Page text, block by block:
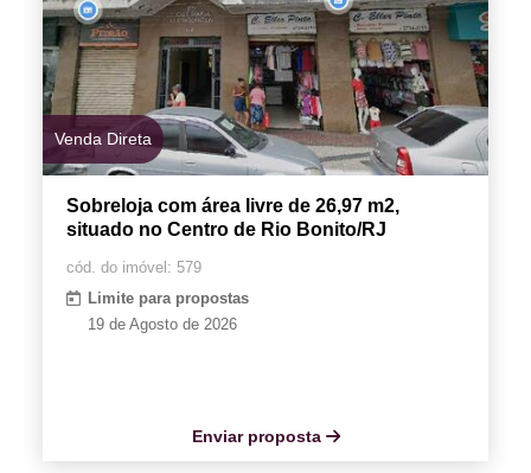
Venda Direta
Sobreloja com área livre de 26,97 m2,
situado no Centro de Rio Bonito/RJ
cód. do imóvel: 579
Limite para propostas
19 de Agosto de 2026
Enviar proposta